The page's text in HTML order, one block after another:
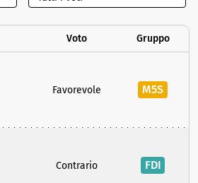
Voto Gruppo
Favorevole M5S
Contrario FDI